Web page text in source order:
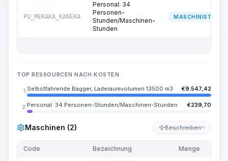
PU_MEKAKA_KANEKA
Personal: 34
Personen-
Stunden/Maschinen-
Stunden
MASCHINIST
TOP RESSOURCEN NACH KOSTEN
1. Selbstfahrende Bagger, Laderaumvolumen 13500 m3 €9.547,42
2. Personal: 34 Personen-Stunden/Maschinen-Stunden €239,70
Maschinen (2) Beschreiben KI
Code Bezeichnung Menge